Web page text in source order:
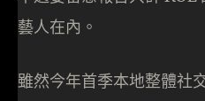
藝人在內。
雖然今年首季本地整體社